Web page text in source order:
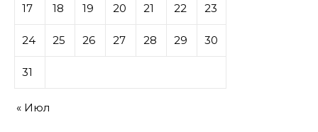
17 18 19 20 21 22 23
24 25 26 27 28 29 30
31
« Июл